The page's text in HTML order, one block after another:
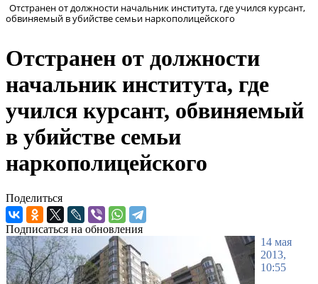
Отстранен от должности начальник института, где учился курсант,
обвиняемый в убийстве семьи наркополицейского
Отстранен от должности
начальник института, где
учился курсант, обвиняемый
в убийстве семьи
наркополицейского
Поделиться
Подписаться на обновления
14 мая
2013,
10:55